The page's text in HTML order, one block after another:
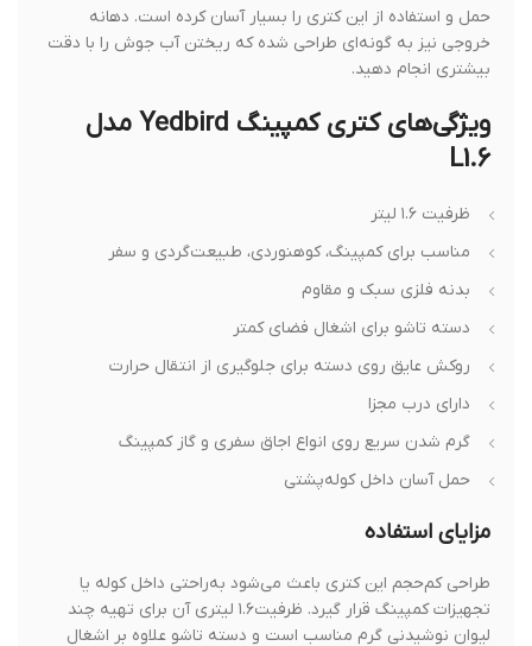
حمل و استفاده از این کتری را بسیار آسان کرده است. دهانه
خروجی نیز به گونه‌ای طراحی شده که ریختن آب جوش را با دقت
بیشتری انجام دهید.
ویژگی‌های کتری کمپینگ Yedbird مدل
L1.6
ظرفیت ۱.۶ لیتر
مناسب برای کمپینگ، کوهنوردی، طبیعت‌گردی و سفر
بدنه فلزی سبک و مقاوم
دسته تاشو برای اشغال فضای کمتر
روکش عایق روی دسته برای جلوگیری از انتقال حرارت
دارای درب مجزا
گرم شدن سریع روی انواع اجاق سفری و گاز کمپینگ
حمل آسان داخل کوله‌پشتی
مزایای استفاده
طراحی کم‌حجم این کتری باعث می‌شود به‌راحتی داخل کوله یا
تجهیزات کمپینگ قرار گیرد. ظرفیت۱.۶ لیتری آن برای تهیه چند
لیوان نوشیدنی گرم مناسب است و دسته تاشو علاوه بر اشغال